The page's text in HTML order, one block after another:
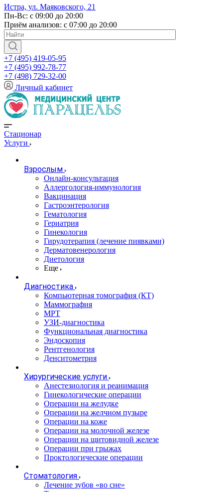
Истра, ул. Маяковского, 21
Пн-Вс: с 09:00 до 20:00
Приём анализов: с 07:00 до 20:00
+7 (495) 419-05-95
+7 (495) 992-78-77
+7 (498) 729-32-00
Личный кабинет
Стационар
Услуги
Взрослым
Онлайн-консультация
Аллергология-иммунология
Вакцинация
Гастроэнтерология
Гематология
Гериатрия
Гинекология
Гирудотерапия (лечение пиявками)
Дерматовенерология
Диетология
Еще
Диагностика
Компьютерная томография (КТ)
Маммография
МРТ
УЗИ-диагностика
Функциональная диагностика
Эндоскопия
Рентгенология
Денситометрия
Хирургические услуги
Анестезиология и реанимация
Гинекологические операции
Операции на желудке
Операции на желчном пузыре
Операции на коже
Операции на молочной железе
Операции на щитовидной железе
Операции при грыжах
Проктологические операции
Стоматология
Лечение зубов «во сне»